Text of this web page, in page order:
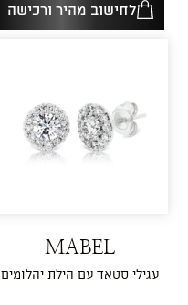
לחישוב מהיר ורכישה
MABEL
עגילי סטאד עם הילת יהלומים